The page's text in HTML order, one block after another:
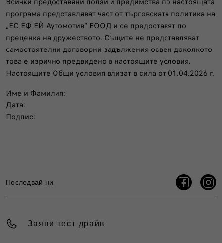
програма представляват част от търговската политика на
„ЕС ЕФ ЕЙ Аутомотив“ ЕООД и се предоставят по
преценка на дружеството. Същите не представляват
самостоятелни договорни задължения освен доколкото
това е изрично предвидено в настоящите условия.
Настоящите Общи условия влизат в сила от 01.04.2026 г.
Име и Фамилия:
Дата:
Подпис:
Последвай ни
Заяви тест драйв